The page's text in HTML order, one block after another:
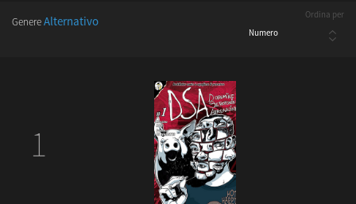
GenereAlternativo Ordina per
1